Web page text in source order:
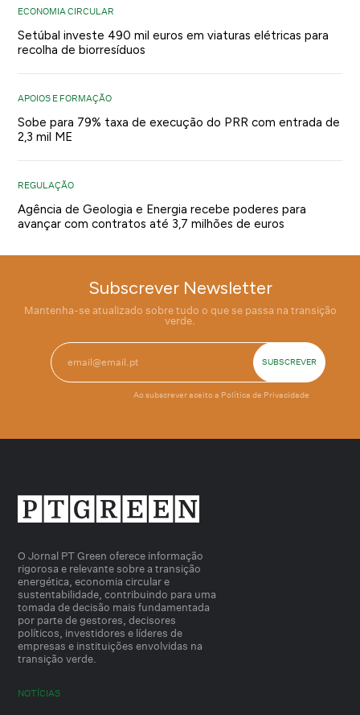
ECONOMIA CIRCULAR
Setúbal investe 490 mil euros em viaturas elétricas para
recolha de biorresíduos
APOIOS E FORMAÇÃO
Sobe para 79% taxa de execução do PRR com entrada de
2,3 mil ME
REGULAÇÃO
Agência de Geologia e Energia recebe poderes para
avançar com contratos até 3,7 milhões de euros
Subscrever Newsletter
Mantenha-se atualizado sobre tudo o que se passa na transição
verde.
Ao subscrever aceito a Política de Privacidade
O Jornal PT Green oferece informação
rigorosa e relevante sobre a transição
energética, economia circular e
sustentabilidade, contribuindo para uma
tomada de decisão mais fundamentada
por parte de gestores, decisores
políticos, investidores e líderes de
empresas e instituições envolvidas na
transição verde.
NOTÍCIAS